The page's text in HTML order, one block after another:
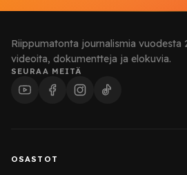
Riippumatonta journalismia vuodesta
videoita, dokumentteja ja elokuvia.
SEURAA MEITÄ
OSASTOT